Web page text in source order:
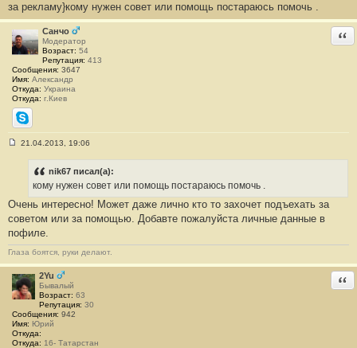
б
щ
е
н
и
#
5
3
за рекламу}кому нужен совет или помощь постараюсь помочь .
Санчо
Модератор
Возраст: 54
Репутация: 413
Сообщения: 3647
Имя: Александр
Откуда: Украина
Откуда: г.Киев
Skype
н
и
#
5
4
21.04.2013, 19:06
nik67 писал(а):
кому нужен совет или помощь постараюсь помочь .
Очень интересно! Может даже лично кто то захочет подъехать за
советом или за помощью. Добавте пожалуйста личные данные в
пофиле.
Глаза боятся, руки делают.
2Yu
Бывалый
Возраст: 63
Репутация: 30
Сообщения: 942
Имя: Юрий
Откуда:
Откуда: 16- Татарстан